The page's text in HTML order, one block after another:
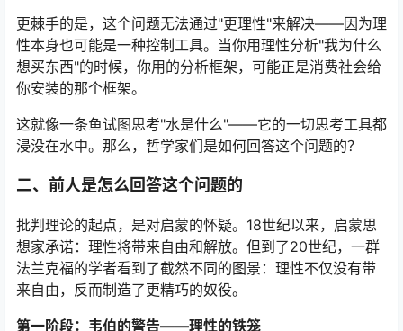
更棘手的是，这个问题无法通过"更理性"来解决——因为理
性本身也可能是一种控制工具。当你用理性分析"我为什么
想买东西"的时候，你用的分析框架，可能正是消费社会给
你安装的那个框架。
这就像一条鱼试图思考"水是什么"——它的一切思考工具都
浸没在水中。那么，哲学家们是如何回答这个问题的？
二、前人是怎么回答这个问题的
批判理论的起点，是对启蒙的怀疑。18世纪以来，启蒙思
想家承诺：理性将带来自由和解放。但到了20世纪，一群
法兰克福的学者看到了截然不同的图景：理性不仅没有带
来自由，反而制造了更精巧的奴役。
第一阶段：韦伯的警告——理性的铁笼